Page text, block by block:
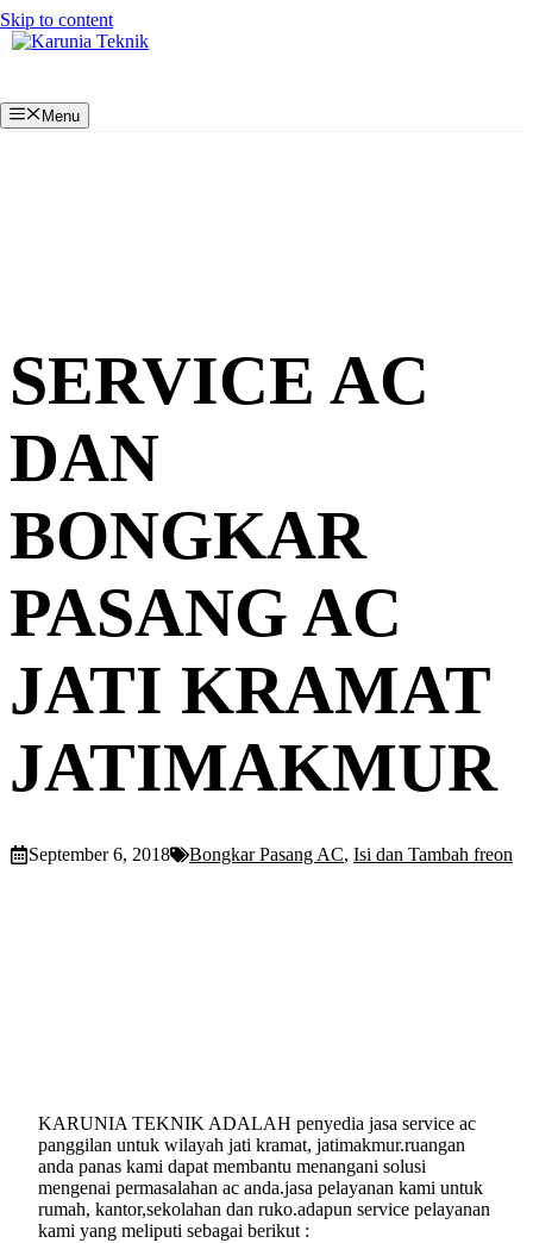
Skip to content
Menu
SERVICE AC
DAN
BONGKAR
PASANG AC
JATI KRAMAT
JATIMAKMUR
September 6, 2018 Bongkar Pasang AC, Isi dan Tambah freon
KARUNIA TEKNIK ADALAH penyedia jasa service ac
panggilan untuk wilayah jati kramat, jatimakmur.ruangan
anda panas kami dapat membantu menangani solusi
mengenai permasalahan ac anda.jasa pelayanan kami untuk
rumah, kantor,sekolahan dan ruko.adapun service pelayanan
kami yang meliputi sebagai berikut :